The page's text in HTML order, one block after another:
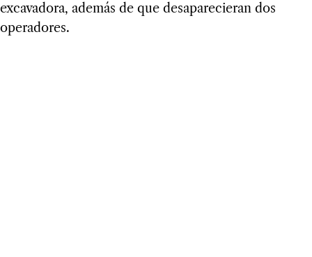
excavadora, además de que desaparecieran dos
operadores.